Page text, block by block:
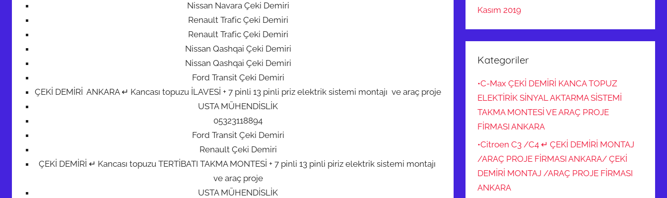
Nissan Navara Çeki Demiri
Renault Trafic Çeki Demiri
Renault Trafic Çeki Demiri
Nissan Qashqai Çeki Demiri
Nissan Qashqai Çeki Demiri
Ford Transit Çeki Demiri
ÇEKİ DEMİRİ ANKARA ↵ Kancası topuzu İLAVESİ + 7 pinli 13 pinli priz elektrik sistemi montajı ve araç proje
USTA MÜHENDİSLİK
05323118894
Ford Transit Çeki Demiri
Renault Çeki Demiri
ÇEKİ DEMİRİ ↵ Kancası topuzu TERTİBATI TAKMA MONTESİ + 7 pinli 13 pinli piriz elektrik sistemi montajı
ve araç proje
USTA MÜHENDİSLİK
Kasım 2019
Kategoriler
•C-Max ÇEKİ DEMİRİ KANCA TOPUZ
ELEKTİRİK SİNYAL AKTARMA SİSTEMİ
TAKMA MONTESİ VE ARAÇ PROJE
FİRMASI ANKARA
•Citroen C3 /C4 ↵ ÇEKİ DEMİRİ MONTAJ
/ARAÇ PROJE FİRMASI ANKARA/ ÇEKİ
DEMİRİ MONTAJ /ARAÇ PROJE FİRMASI
ANKARA